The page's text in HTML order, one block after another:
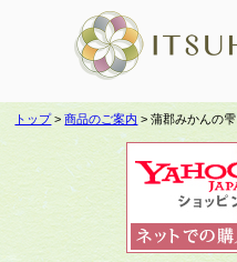
トップ>商品のご案内 > 蒲郡みかんの雫